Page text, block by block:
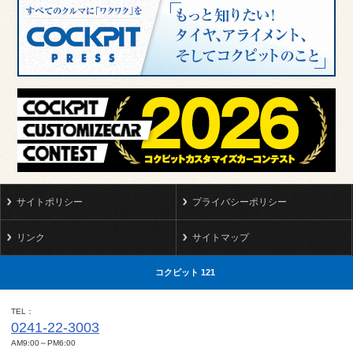
サイトポリシー プライバシーポリシー
リンク サイトマップ
コクピット 121
TEL
0241-22-3003
AM9:00～PM6:00